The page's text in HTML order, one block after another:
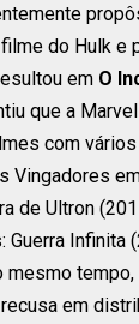
do Hulk e
em O
que a
com
Vingadores
de Ultron
Guerra Infinita
mesmo
em